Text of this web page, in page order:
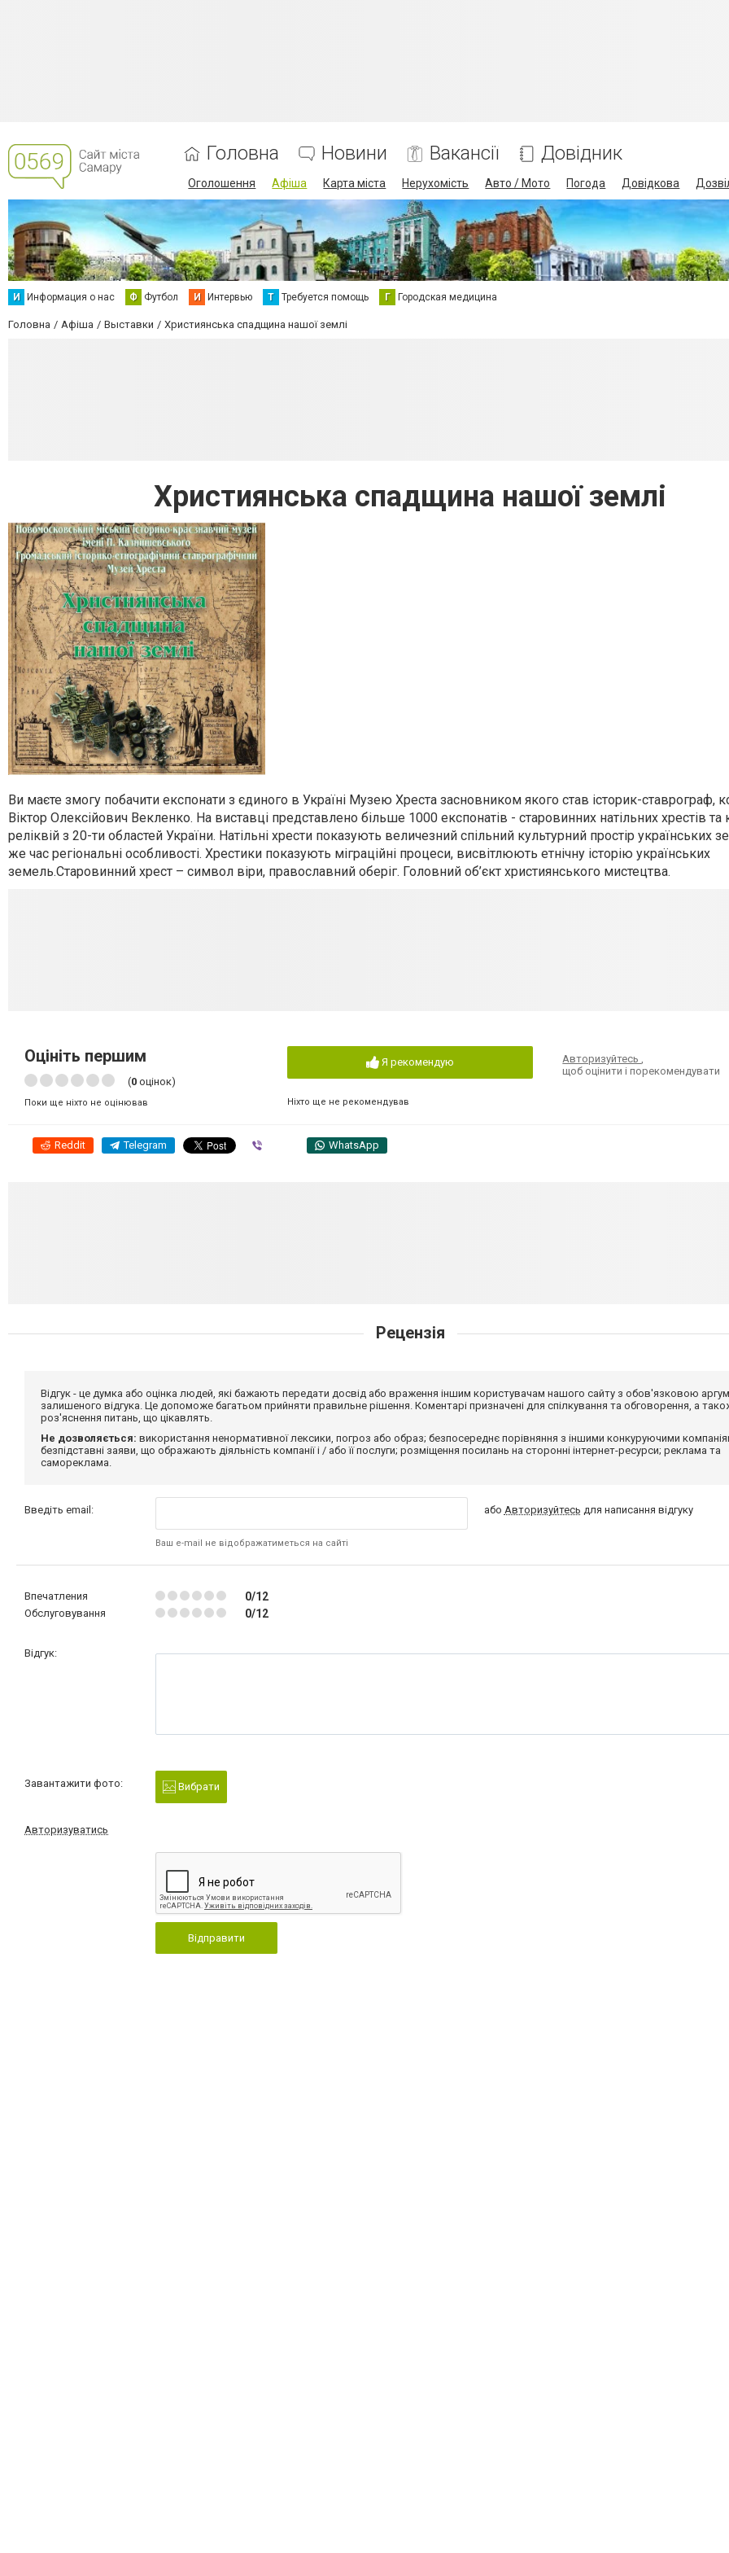
Головна Новини Вакансії Довідник
Оголошення Афіша Карта міста Нерухомість Авто / Мото Погода Довідкова
И Информация о нас Ф Футбол И Интервью Т Требуется помощь Г Городская медицина
Головна Афіша Выставки Християнська спадщина нашої землі
Християнська спадщина нашої землі
Ви маєте змогу побачити експонати з єдиного в Україні Музею Хреста засновником якого став історик-ставрограф,
Віктор Олексійович Векленко. На виставці представлено більше 1000 експонатів - старовинних натільних хрестів та
реліквій з 20-ти областей України. Натільні хрести показують величезний спільний культурний простір українських
же час регіональні особливості. Хрестики показують міграційні процеси, висвітлюють етнічну історію українських
земель.Старовинний хрест – символ віри, православний оберіг. Головний об’єкт християнського мистецтва.
Оцініть першим
(0 оцінок)
Поки ще ніхто не оцінював
Я рекомендую
Ніхто ще не рекомендував
Авторизуйтесь
щоб оцінити і порекомендувати
Reddit Telegram WhatsApp
Рецензія
Відгук - це думка або оцінка людей, які бажають передати досвід або враження іншим користувачам нашого сайту з обов'язковою
залишеного відгука. Це допоможе багатьом прийняти правильне рішення. Коментарі призначені для спілкування та обговорення, а
роз'яснення питань, що цікавлять.
Не дозволяється: використання ненормативної лексики, погроз або образ; безпосереднє порівняння з іншими конкуруючими
безпідставні заяви, що ображають діяльність компанії і / або її послуги; розміщення посилань на сторонні інтернет-ресурси; реклама та
самореклама.
Введіть email:
Ваш e-mail не відображатиметься на сайті
або Авторизуйтесь для написання відгуку
Впечатления 0/12
Обслуговування 0/12
Відгук:
Завантажити фото: Вибрати
Авторизуватись
Відправити